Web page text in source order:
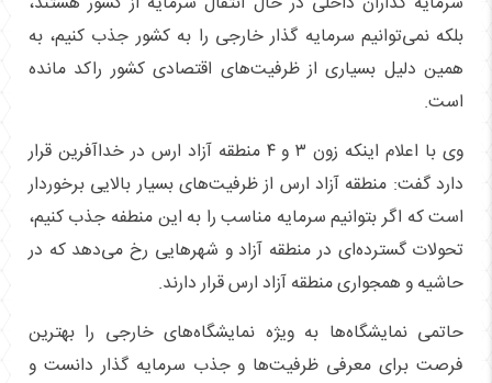
بلکه نمی‌توانیم سرمایه گذار خارجی را به کشور جذب کنیم، به
همین دلیل بسیاری از ظرفیت‌های اقتصادی کشور راکد مانده
است.
وی با اعلام اینکه زون ۳ و ۴ منطقه آزاد ارس در خداآفرین قرار
دارد گفت: منطقه آزاد ارس از ظرفیت‌های بسیار بالایی برخوردار
است که اگر بتوانیم سرمایه مناسب را به این منطفه جذب کنیم،
تحولات گسترده‌ای در منطقه آزاد و شهر‌هایی رخ می‌دهد که در
حاشیه و همجواری منطقه آزاد ارس قرار دارند.
حاتمی نمایشگاه‌ها به ویژه نمایشگاه‌های خارجی را بهترین
فرصت برای معرفی ظرفیت‌ها و جذب سرمایه گذار دانست و